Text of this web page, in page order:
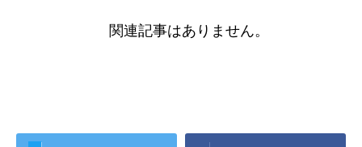
関連記事はありません。